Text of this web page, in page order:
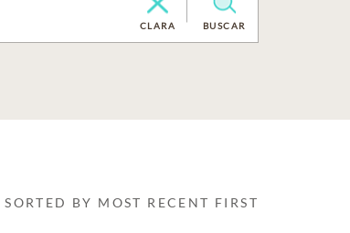
CLARA BUSCAR
SORTED BY MOST RECENT FIRST